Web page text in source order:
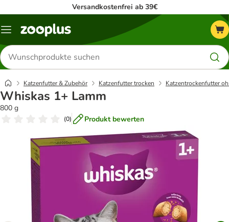
Versandkostenfrei ab 39€
Menü
Produkte
suchen
Katzenfutter & Zubehör Katzenfutter trocken Katzentrockenfutter
Whiskas 1+ Lamm
800 g
(0) Produkt bewerten